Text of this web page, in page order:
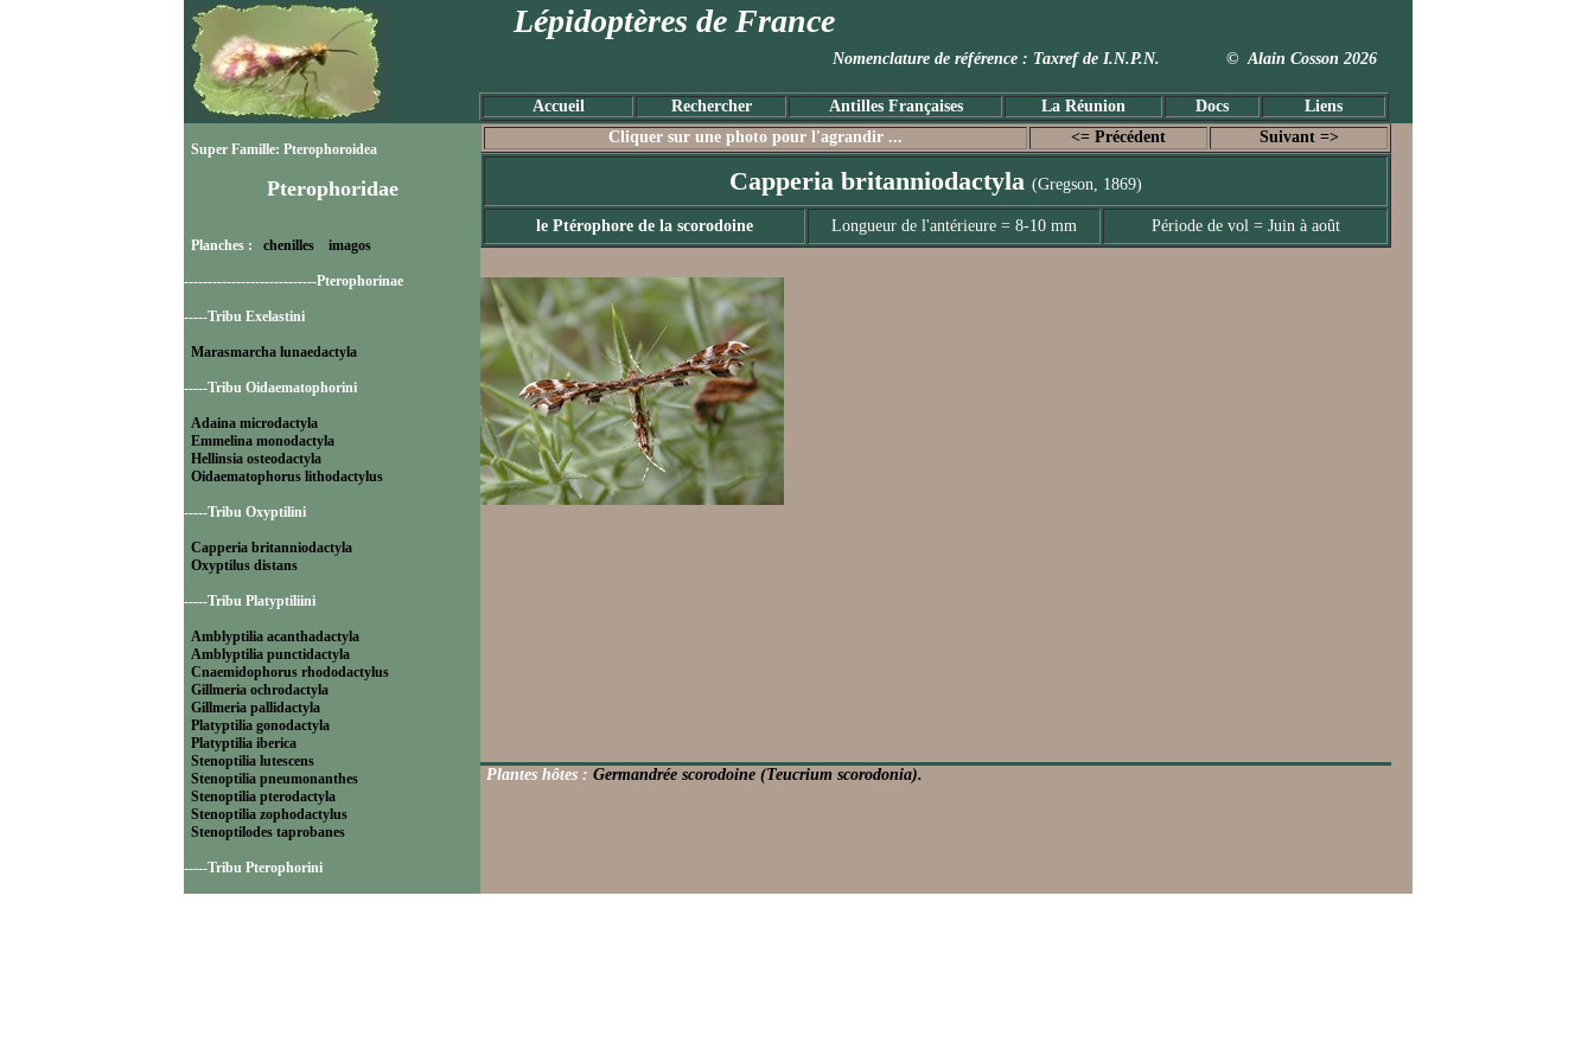
Lépidoptères de France
Nomenclature de référence : Taxref de I.N.P.N. © Alain Cosson 2026
Accueil Rechercher Antilles Françaises La Réunion Docs Liens
Super Famille: Pterophoroidea
Pterophoridae
Planches : chenilles imagos
----------------------------Pterophorinae
-----Tribu Exelastini
Marasmarcha lunaedactyla
-----Tribu Oidaematophorini
Adaina microdactyla
Emmelina monodactyla
Hellinsia osteodactyla
Oidaematophorus lithodactylus
-----Tribu Oxyptilini
Capperia britanniodactyla
Oxyptilus distans
-----Tribu Platyptiliini
Amblyptilia acanthadactyla
Amblyptilia punctidactyla
Cnaemidophorus rhododactylus
Gillmeria ochrodactyla
Gillmeria pallidactyla
Platyptilia gonodactyla
Platyptilia iberica
Stenoptilia lutescens
Stenoptilia pneumonanthes
Stenoptilia pterodactyla
Stenoptilia zophodactylus
Stenoptilodes taprobanes
-----Tribu Pterophorini
Cliquer sur une photo pour l'agrandir ... <= Précédent Suivant =>
Capperia britanniodactyla (Gregson, 1869)
le Ptérophore de la scorodoine Longueur de l'antérieure = 8-10 mm Période de vol = Juin à août
Plantes hôtes : Germandrée scorodoine (Teucrium scorodonia).